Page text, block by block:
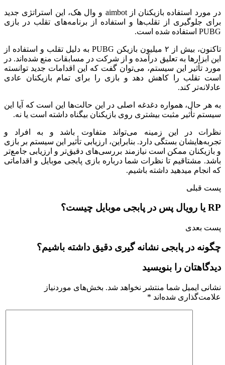
در مورد استفاده بازیکنان از aimbot و وال هک، این استراتژی جدید
برای جلوگیری از تقلب‌ها و استفاده از برنامه‌های تقلب در بازی
PUBG استفاده شده است.
تاکنون، بیش از ۲ میلیون بازیکن PUBG به دلیل تقلب و استفاده از
این ابزارها به تعلیق درآمده و از شرکت در مسابقات منع شده‌اند. در
مورد تأثیر این سیستم، می‌توان گفت که این اقدامات جدید توانسته
است تقلب را کاهش دهد و بازی را برای تمام بازیکنان عادی
عادلانه‌تر کند.
به هر حال، همواره دغدغه اصلی در این حالت‌ها این است که آیا این
سیستم تأثیر مثبت بیشتری روی بازیکنان بیگناه داشته است یا نه.
نظرات در این زمینه می‌تواند متفاوت باشد و به افراد و
تجربه‌هایشان بستگی دارد. بنابراین، ارزیابی تأثیر این سیستم بر بازی
و بازیکنان ممکن است نیازمند بررسی‌های دقیق‌تر و ارزیابی جامع‌تر
باشد. مشتاقیم تا نظرات شما درباره بازی پابجی موبایل و اقداماتی
که انجام میدهید داشته باشیم.
پست قبلی
RP یا رویال پس در پابجی موبایل چیست؟
پست بعدی
چگونه در پابجی نشانه گیری دقیق داشته باشیم؟
دیدگاهتان را بنویسید
نشانی ایمیل شما منتشر نخواهد شد. بخش‌های موردنیاز
علامت‌گذاری شده‌اند *